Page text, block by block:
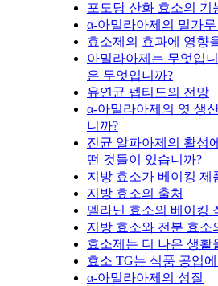
포도당 산화 효소의 기
α-아밀라아제의 밀가
효소제의 효과에 영향
아밀라아제는 무엇입
은 무엇입니까?
유연균 펩티드의 전망
α-아밀라아제의 엿 생
니까?
진균 알파아제의 활성
떤 것들이 있습니까?
지방 효소가 베이킹 제
지방 효소의 출처
멜라닌 효소의 베이킹
지방 효소와 전분 효소
효소제는 더 나은 생활
효소 TG는 식품 공업
α-아밀라아제의 성질